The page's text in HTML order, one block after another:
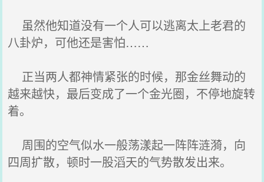
虽然他知道没有一个人可以逃离太上老君的
八卦炉，可他还是害怕……
正当两人都神情紧张的时候，那金丝舞动的
越来越快，最后变成了一个金光圈，不停地旋转
着。
周围的空气似水一般荡漾起一阵阵涟漪，向
四周扩散，顿时一股滔天的气势散发出来。